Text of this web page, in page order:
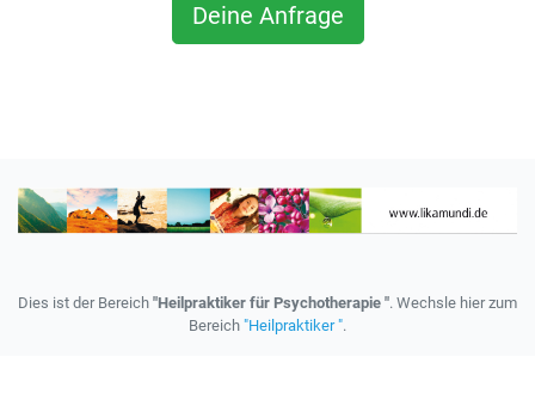
Deine Anfrage
Dies ist der Bereich "Heilpraktiker für Psychotherapie ". Wechsle hier zum
Bereich "Heilpraktiker ".